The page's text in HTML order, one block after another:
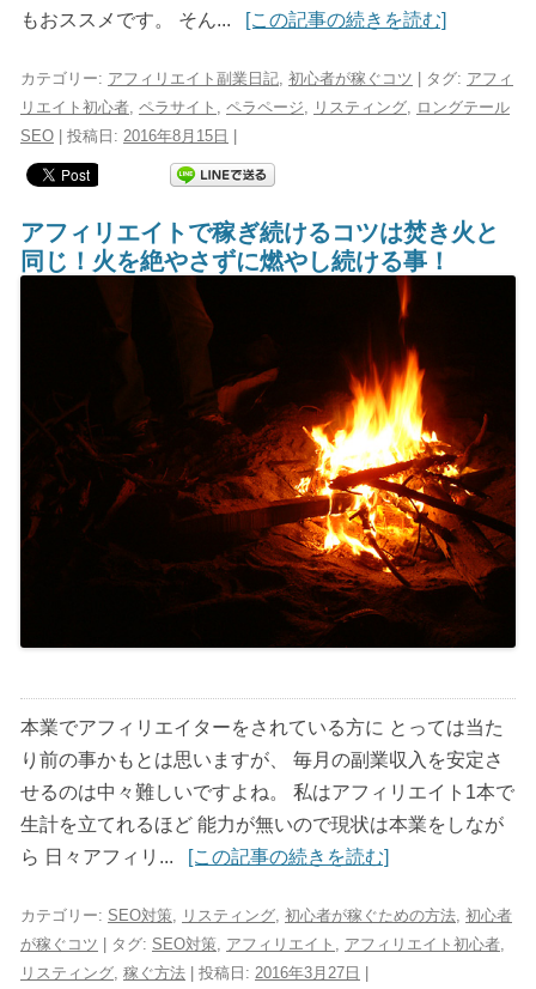
もおススメです。 そん...
[この記事の続きを読む]
カテゴリー: アフィリエイト副業日記, 初心者が稼ぐコツ | タグ: アフィ
リエイト初心者, ペラサイト , ペラページ, リスティング, ロングテール
SEO | 投稿日: 2016年8月15日
アフィリエイトで稼ぎ続けるコツは焚き火と
同じ！火を絶やさずに燃やし続ける事！
本業でアフィリエイターをされている方に とっては当た
り前の事かもとは思いますが、 毎月の副業収入を安定さ
せるのは中々難しいですよね。 私はアフィリエイト1本で
生計を立てれるほど 能力が無いので現状は本業をしなが
ら 日々アフィリ...
[この記事の続きを読む]
カテゴリー: SEO対策 リスティング 初心者が稼ぐための方法 初心者
が稼ぐコツ | タグ: SEO対策 アフィリエイト アフィリエイト初心者
リスティング 稼ぐ方法 | 投稿日: 2016年3月27日 |